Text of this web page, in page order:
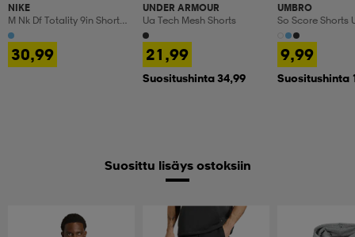
NIKE
M Nk Df Totality 9in Short
(consume
30,99
UNDER ARMOUR
Ua Tech Mesh Shorts
21,99
Suositushinta 34,99
UMBRO
So Score Shorts
9,99
Suositushinta
Suosittu lisäys ostoksiin